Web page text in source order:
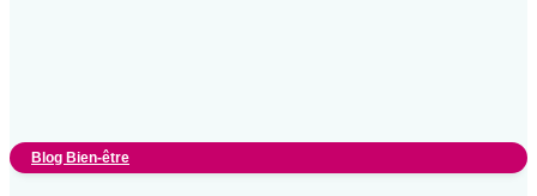
Blog Bien-être